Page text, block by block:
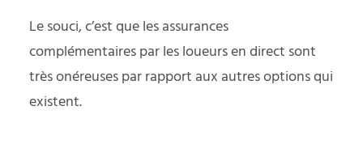
Le souci, c’est que les assurances
complémentaires par les loueurs en direct sont
très onéreuses par rapport aux autres options qui
existent.